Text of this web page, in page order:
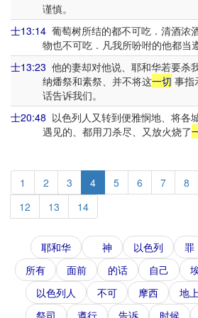
谨慎。
士13:14 葡萄树所结的都不可吃．清酒浓
物也不可吃．凡我所吩咐的他都当
士13:23 他的妻却对他说、耶和华若要杀
纳燔祭和素祭、并不将这一切 事指
话告诉我们。
士20:48 以色列人又转到便雅悯地、将各
遇见的、都用刀杀尽、又放火烧了
1 2 3 4 5 6 7 8
12
13 14
耶和华 神 以色列 罪
所有
面前 的话 自己
以色列人
不可 摩西 地
祭司
遵行 告诉 时候